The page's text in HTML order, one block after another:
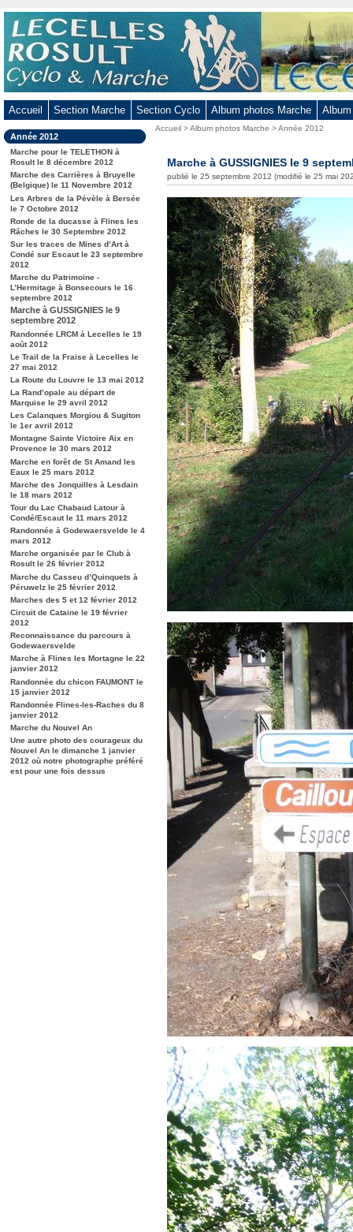
Aller
au
contenu
-
Aller
menu
principal
-
Aller
à
recherche
Accueil Section Marche Section Cyclo Album photos Marche
Dans
la
rubrique
:
Année 2012
Marche pour le TELETHON à
Rosult le 8 décembre 2012
Marche des Carrières à Bruyelle
(Belgique) le 11 Novembre 2012
Les Arbres de la Pévèle à Bersée
le 7 Octobre 2012
Ronde de la ducasse à Flines les
Râches le 30 Septembre 2012
Sur les traces de Mines d’Art à
Condé sur Escaut le 23 septembre
2012
Marche du Patrimoine -
L’Hermitage à Bonsecours le 16
septembre 2012
Marche à GUSSIGNIES le 9
septembre 2012
Randonnée LRCM à Lecelles le 19
août 2012
Le Trail de la Fraise à Lecelles le
27 mai 2012
La Route du Louvre le 13 mai 2012
La Rand’opale au départ de
Marquise le 29 avril 2012
Les Calanques Morgiou & Sugiton
le 1er avril 2012
Montagne Sainte Victoire Aix en
Provence le 30 mars 2012
Marche en forêt de St Amand les
Eaux le 25 mars 2012
Marche des Jonquilles à Lesdain
le 18 mars 2012
Tour du Lac Chabaud Latour à
Condé/Escaut le 11 mars 2012
Randonnée à Godewaersvelde le 4
mars 2012
Marche organisée par le Club à
Rosult le 26 février 2012
Marche du Casseu d’Quinquets à
Péruwelz le 25 février 2012
Marches des 5 et 12 février 2012
Circuit de Cataine le 19 février
2012
Reconnaissance du parcours à
Godewaersvelde
Marche à Flines les Mortagne le 22
janvier 2012
Randonnée du chicon FAUMONT le
15 janvier 2012
Randonnée Flines-les-Raches du 8
janvier 2012
Marche du Nouvel An
Une autre photo des courageux du
Nouvel An le dimanche 1 janvier
2012 où notre photographe préféré
est pour une fois dessus
Vous
Accueil >Album photos Marche >Année 2012
Marche à GUSSIGNIES le 9
publié le 25 septembre 2012 (modifié le 25 mai